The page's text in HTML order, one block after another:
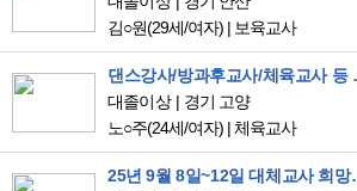
김○원(29세/여자) | 보육교사
댄스강사/
대졸이상
경기 고양
노○주(24세/여자) | 체육교사
25년 9월